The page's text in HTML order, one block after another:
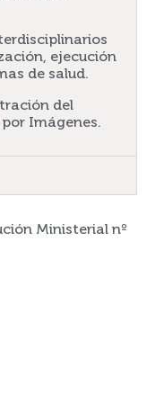
ejecución
de salud.
del
Imágenes.
Ministerial nº